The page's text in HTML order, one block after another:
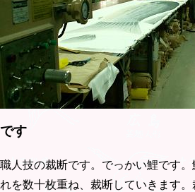
です
職人技の裁断です。でっかい鯉です
れを数十枚重ね、裁断していきます